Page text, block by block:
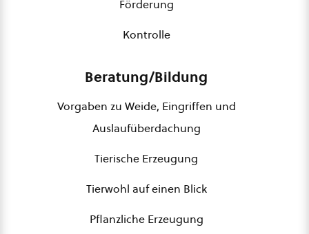
Förderung
Kontrolle
Beratung/Bildung
Vorgaben zu Weide, Eingriffen und
Auslaufüberdachung
Tierische Erzeugung
Tierwohl auf einen Blick
Pflanzliche Erzeugung